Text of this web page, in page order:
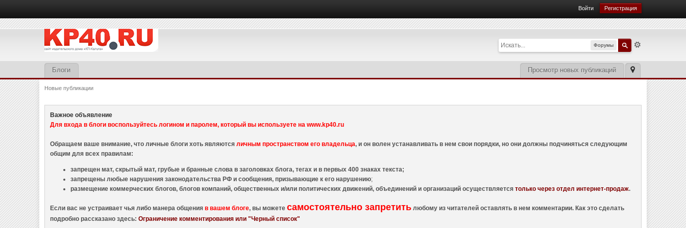
Войти Регистрация
Форумы
Просмотр новых публикаций
Блоги
Новые публикации
Важное объявление
Для входа в блоги воспользуйтесь логином и паролем, который вы используете на www.kp40.ru
Обращаем ваше внимание, что личные блоги хоть являютсяличным пространством его владельца, и он волен устанавливать в нем свои порядки, но они должны подчиняться следующим
общим для всех правилам:
запрещен мат, скрытый мат, грубые и бранные слова в заголовках блога, тегах и в первых 400 знаках текста;
запрещены любые нарушения законодательства РФ и сообщения, призывающие к его нарушению;
размещение коммерческих блогов, блогов компаний, общественных и/или политических движений, объединений и организаций осуществляетсятолько через отдел интернет-продаж.
Если вас не устраивает чья либо манера общенияв вашем блоге, вы можетесамостоятельно запретить любому из читателей оставлять в нем комментарии. Как это сделать
подробно рассказано здесь:Ограничение комментирования или "Черный список"